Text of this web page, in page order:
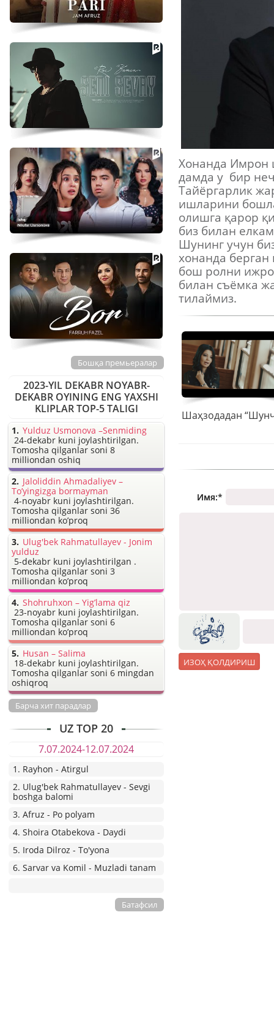
Хонанда Имрон
дамда у бир
Тайёргарлик
ишларини
олишга қарор
биз билан
Шунинг учун
хонанда
бош ролни
билан съёмка
тилаймиз.
Имя:*
Бошқа премьералар
2023-YIL DEKABR NOYABR-
DEKABR OYINING ENG YAXSHI
KLIPLAR TOP-5 TALIGI
Yulduz Usmonova –Senmiding
24-dekabr kuni joylashtirilgan.
Tomosha qilganlar soni 8
milliondan oshiq
Jaloliddin Ahmadaliyev –
To’yingizga bormayman
4-noyabr kuni joylashtirilgan.
Tomosha qilganlar soni 36
milliondan ko’proq
Ulug'bek Rahmatullayev - Jonim
yulduz
5-dekabr kuni joylashtirilgan .
Tomosha qilganlar soni 3
milliondan ko’proq
Shohruhxon – Yig’lama qiz
23-noyabr kuni joylashtirilgan.
Tomosha qilganlar soni 6
milliondan ko’proq
Husan – Salima
18-dekabr kuni joylashtirilgan.
Tomosha qilganlar soni 6 mingdan
oshiqroq
Барча хит парадлар
UZ TOP 20
7.07.2024-12.07.2024
1. Rayhon - Atirgul
2. Ulug'bek Rahmatullayev - Sevgi
boshga balomi
3. Afruz - Po polyam
4. Shoira Otabekova - Daydi
5. Iroda Dilroz - To'yona
6. Sarvar va Komil - Muzladi tanam
Батафсил